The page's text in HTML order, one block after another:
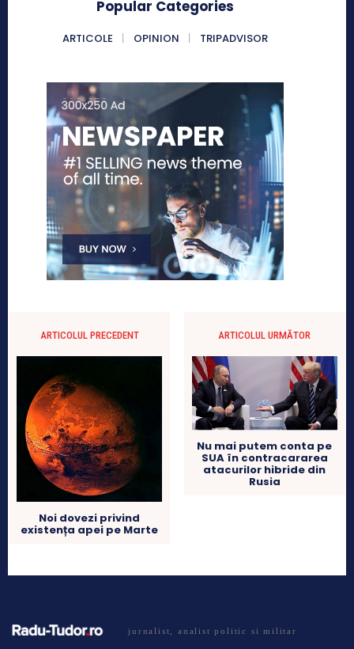
Popular Categories
ARTICOLE OPINION TRIPADVISOR
ARTICOLUL PRECEDENT
Noi dovezi privind
existența apei pe Marte
ARTICOLUL URMĂTOR
Nu mai putem conta pe
SUA în contracararea
atacurilor hibride din
Rusia
jurnalist, analist politic si militar